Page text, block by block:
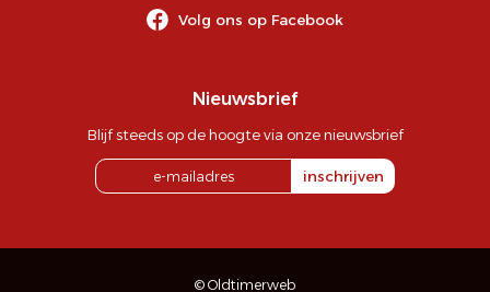
Volg ons op Facebook
Nieuwsbrief
Blijf steeds op de hoogte via onze nieuwsbrief
inschrijven
© Oldtimerweb